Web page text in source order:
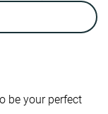
✓
✗
be your perfect